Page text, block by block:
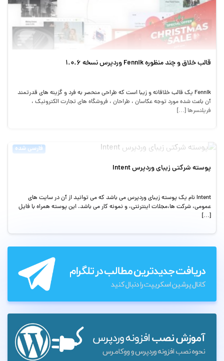
قالب خلاق و چند منظوره Fennik وردپرس نسخه 1.0.6
Fennik یک قالب خلاقانه و زیبا است که طراحی منحصر به فرد و گزینه های قدرتمند
آن باعث شده مورد توجه عکاسان ، طراحان ، فروشگاه های تجارت الکترونیک ،
فریلنسرها […]
فارسی شده
پوسته شرکتی زیبای وردپرس Intent
Intent نام یک پوسته زیبای وردپرس می باشد که می توانید از آن در سایت های
عمومی، شرکت ها،مجلات اینترنتی، و نمونه کار می باشد. این پوسته همراه با فایل
[…]